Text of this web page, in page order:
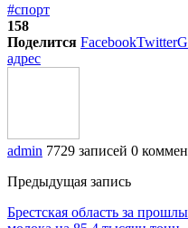
#спорт
158
Поделится FacebookTwitter
адрес
admin 7729 записей 0
Предыдущая запись
Брестская область за